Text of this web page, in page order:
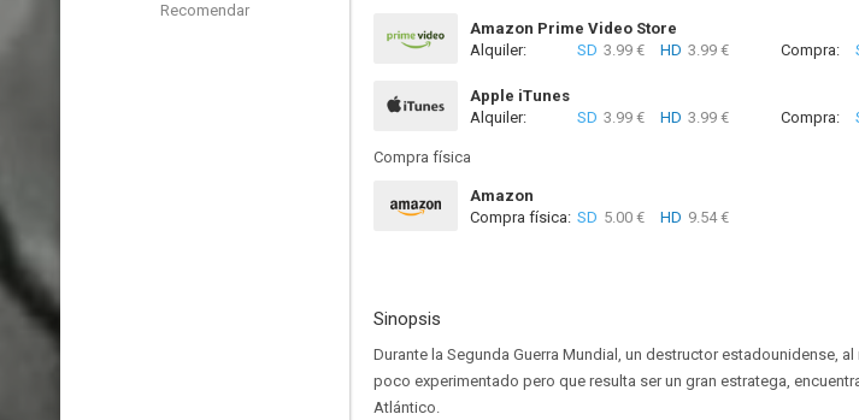
Recomendar
Amazon Prime Video Store
Alquiler:
SD 3.99 € HD 3.99 € Compra:
Apple iTunes
Alquiler:
SD 3.99 € HD 3.99 € Compra:
Compra física
Amazon
Compra física: SD 5.00 € HD 9.54 €
Sinopsis
Durante la Segunda Guerra Mundial, un destructor estadounidense,
poco experimentado pero que resulta ser un gran estratega,
Atlántico.